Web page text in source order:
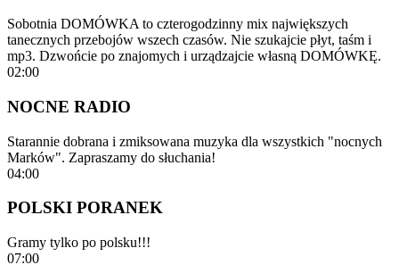
Sobotnia DOMÓWKA to czterogodzinny mix największych
tanecznych przebojów wszech czasów. Nie szukajcie płyt, taśm i
mp3. Dzwońcie po znajomych i urządzajcie własną DOMÓWKĘ.
02:00
NOCNE RADIO
Starannie dobrana i zmiksowana muzyka dla wszystkich "nocnych
Marków". Zapraszamy do słuchania!
04:00
POLSKI PORANEK
Gramy tylko po polsku!!!
07:00